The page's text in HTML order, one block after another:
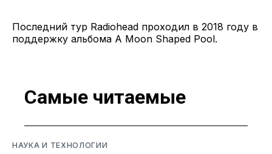
Последний тур Radiohead проходил в 2018 году в
поддержку альбома A Moon Shaped Pool.
Самые читаемые
НАУКА И ТЕХНОЛОГИИ